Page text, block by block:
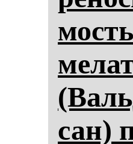
сан)